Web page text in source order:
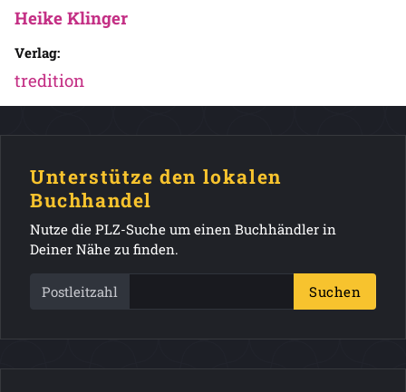
Heike Klinger
Verlag:
tredition
Unterstütze den lokalen
Buchhandel
Nutze die PLZ-Suche um einen Buchhändler in
Deiner Nähe zu finden.
Postleitzahl Suchen